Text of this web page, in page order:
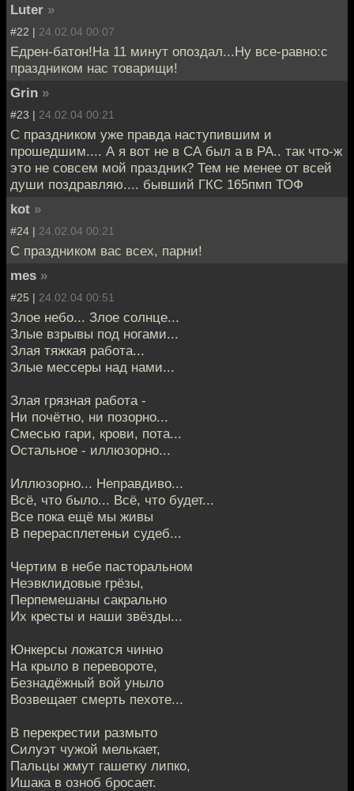
Luter »
#22 | 24.02.04 00:07
Едрен-батон!На 11 минут опоздал...Ну все-равно:с
праздником нас товарищи!
Grin »
#23 | 24.02.04 00:21
С праздником уже правда наступившим и
прошедшим.... А я вот не в СА был а в РА.. так что-ж
это не совсем мой праздник? Тем не менее от всей
души поздравляю.... бывший ГКС 165пмп ТОФ
kot »
#24 | 24.02.04 00:21
С праздником вас всех, парни!
mes »
#25 | 24.02.04 00:51
Злое небо... Злое солнце...
Злые взрывы под ногами...
Злая тяжкая работа...
Злые мессеры над нами...
Злая грязная работа -
Ни почётно, ни позорно...
Смесью гари, крови, пота...
Остальное - иллюзорно...
Иллюзорно... Неправдиво...
Всё, что было... Всё, что будет...
Все пока ещё мы живы
В перерасплетеньи судеб...
Чертим в небе пасторальном
Неэвклидовые грёзы,
Перпемешаны сакрально
Их кресты и наши звёзды...
Юнкерсы ложатся чинно
На крыло в перевороте,
Безнадёжный вой уныло
Возвещает смерть пехоте...
В перекрестии размыто
Силуэт чужой мелькает,
Пальцы жмут гашетку липко,
Ишака в озноб бросает.